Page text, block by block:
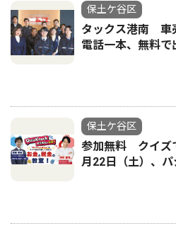
保土ケ谷区
タックス港南 車
電話一本、無料で
保土ケ谷区
参加無料 クイズ
月22日（土）、